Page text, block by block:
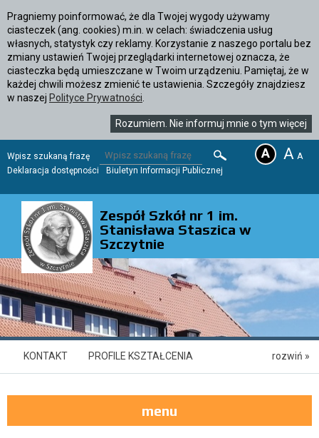
Pragniemy poinformować, że dla Twojej wygody używamy
ciasteczek (ang. cookies) m.in. w celach: świadczenia usług
własnych, statystyk czy reklamy. Korzystanie z naszego portalu bez
zmiany ustawień Twojej przeglądarki internetowej oznacza, że
ciasteczka będą umieszczane w Twoim urządzeniu. Pamiętaj, że w
każdej chwili możesz zmienić te ustawienia. Szczegóły znajdziesz
w naszej Polityce Prywatności
Rozumiem. Nie informuj mnie o tym więcej
Wpisz szukaną frazę
SZUKAJ
Deklaracja dostępności Biuletyn Informacji Publicznej
A
Zespół Szkół nr 1 im.
Stanisława Staszica w
Szczytnie
KONTAKT PROFILE KSZTAŁCENIA rozwiń »
menu